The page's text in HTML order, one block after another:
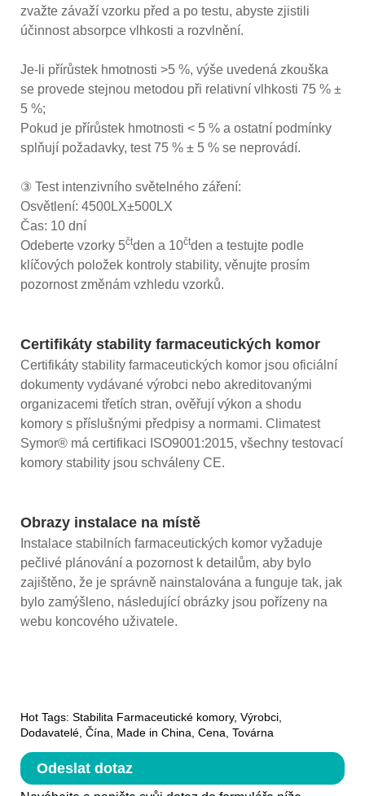
zvažte závaží vzorku před a po testu, abyste zjistili
účinnost absorpce vlhkosti a rozvlnění.
Je-li přírůstek hmotnosti >5 %, výše uvedená zkouška
se provede stejnou metodou při relativní vlhkosti 75 % ±
5 %;
Pokud je přírůstek hmotnosti < 5 % a ostatní podmínky
splňují požadavky, test 75 % ± 5 % se neprovádí.
③ Test intenzivního světelného záření:
Osvětlení: 4500LX±500LX
Čas: 10 dní
Odeberte vzorky 5čtden a 10čtden a testujte podle
klíčových položek kontroly stability, věnujte prosím
pozornost změnám vzhledu vzorků.
Certifikáty stability farmaceutických komor
Certifikáty stability farmaceutických komor jsou oficiální
dokumenty vydávané výrobci nebo akreditovanými
organizacemi třetích stran, ověřují výkon a shodu
komory s příslušnými předpisy a normami. Climatest
Symor® má certifikaci ISO9001:2015, všechny testovací
komory stability jsou schváleny CE.
Obrazy instalace na místě
Instalace stabilních farmaceutických komor vyžaduje
pečlivé plánování a pozornost k detailům, aby bylo
zajištěno, že je správně nainstalována a funguje tak, jak
bylo zamýšleno, následující obrázky jsou pořízeny na
webu koncového uživatele.
Hot Tags: Stabilita Farmaceutické komory, Výrobci,
Dodavatelé, Čína, Made in China, Cena, Továrna
Odeslat dotaz